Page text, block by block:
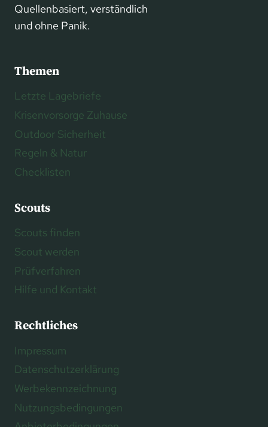
Quellenbasiert, verständlich
und ohne Panik.
Themen
Letzte Lagebriefe
Krisenvorsorge Zuhause
Outdoor Sicherheit
Regeln & Natur
Checklisten
Scouts
Scouts finden
Scout werden
Prüfverfahren
Hilfe und Kontakt
Rechtliches
Impressum
Datenschutzerklärung
Werbekennzeichnung
Nutzungsbedingungen